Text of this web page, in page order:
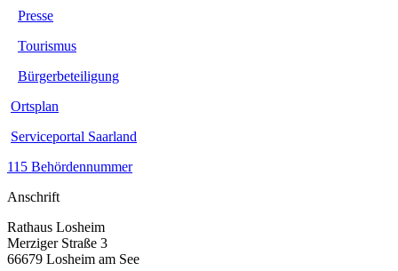
Presse
Tourismus
Bürgerbeteiligung
Ortsplan
Serviceportal Saarland
115 Behördennummer
Anschrift
Rathaus Losheim
Merziger Straße 3
66679 Losheim am See